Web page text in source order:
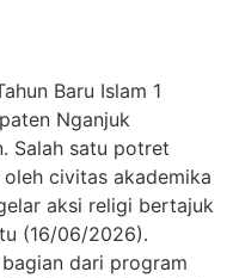
Baru Islam 1
Nganjuk
Salah satu potret
civitas akademika
aksi religi bertajuk
(16/06/2026).
dari program